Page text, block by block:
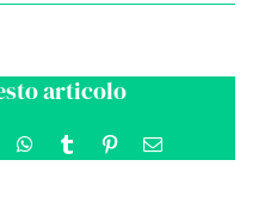
articolo
WhatsApp
Tumblr PinterestEmail